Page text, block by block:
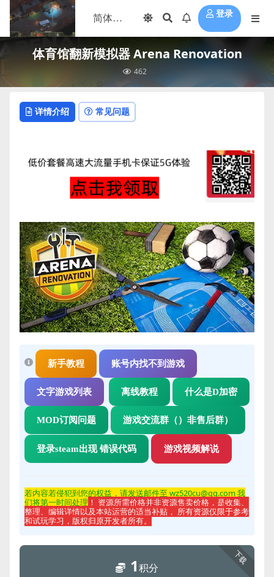
登录
体育馆翻新模拟器 Arena Renovation
462
详情介绍 常见问题
新手教程 账号内找不到游戏
文字游戏列表 离线教程 什么是D加密
MOD订阅问题 游戏交流群（）非售后群）
登录steam出现 错误代码 游戏视频解说
若内容若侵犯到您的权益，请发送邮件至 wz520cu@qq.com 我
们将第一时间处理 ！ 资源所需价格并非资源售卖价格，是收集、
整理、编辑详情以及本站运营的适当补贴， 所有资源仅限于参考
和试玩学习，版权归原开发者所有。
下载
1积分